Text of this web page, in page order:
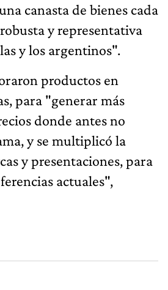
canasta de bienes cada
y representativa
y los argentinos".
productos en
para "generar más
donde antes no
y se multiplicó la
y presentaciones, para
actuales",